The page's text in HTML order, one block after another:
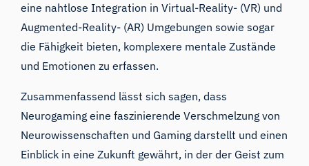
eine nahtlose Integration in Virtual-Reality- (VR) und
Augmented-Reality- (AR) Umgebungen sowie sogar
die Fähigkeit bieten, komplexere mentale Zustände
und Emotionen zu erfassen.
Zusammenfassend lässt sich sagen, dass
Neurogaming eine faszinierende Verschmelzung von
Neurowissenschaften und Gaming darstellt und einen
Einblick in eine Zukunft gewährt, in der der Geist zum